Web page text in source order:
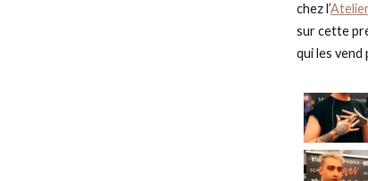
chez l’
sur cette
qui les vend